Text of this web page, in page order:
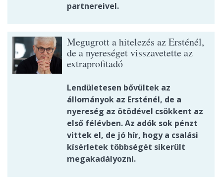
partnereivel.
Megugrott a hitelezés az Ersténél,
de a nyereséget visszavetette az
extraprofitadó
Lendületesen bővültek az
állományok az Ersténél, de a
nyereség az ötödével csökkent az
első félévben. Az adók sok pénzt
vittek el, de jó hír, hogy a csalási
kísérletek többségét sikerült
megakadályozni.